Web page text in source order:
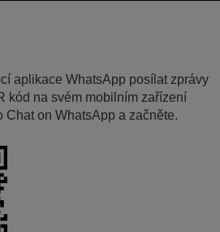
aplikace WhatsApp posílat zprávy
kód na svém mobilním zařízení
Chat on WhatsApp a začněte.